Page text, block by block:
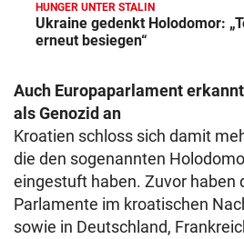
HUNGER UNTER STALIN
Ukraine gedenkt Holodomor:
erneut besiegen“
Auch Europaparlament
als Genozid an
Kroatien schloss sich damit
die den sogenannten
eingestuft haben. Zuvor haben
Parlamente im kroatischen
sowie in Deutschland,